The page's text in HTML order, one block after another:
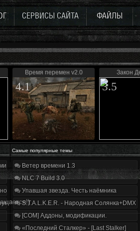
СЕРВИСЫ САЙТА ФАЙЛЫ
Время перемен v2.0
4.1
Закон
3.5
Самые популярные темы
геймплей и сюжет | Разбор трейлера
и отвага
Ветер времени 1.3
NLC 7 Build 3.0
Упавшая звезда. Честь наёмника
S.T.A.L.K.E.R. - Народная
[COM] Аддоны, модификации.
«Последний Сталкер» - [Last Stalker]